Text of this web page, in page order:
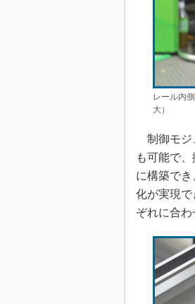
レール内
大）
制御モジ
も可能で
に構築で
化が実現
ぞれに合わ